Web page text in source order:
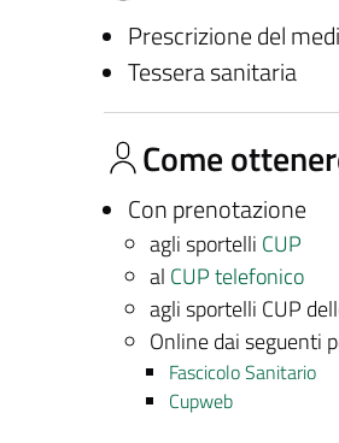
Prescrizione del
Tessera sanitaria
Come
Con prenotazione
agli sportelli CUP
al CUP telefonico
agli sportelli CUP
Online dai seguenti
Fascicolo Sanitario
Cupweb